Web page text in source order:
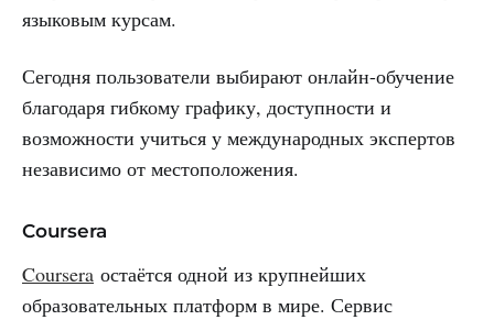
языковым курсам.
Сегодня пользователи выбирают онлайн-обучение
благодаря гибкому графику, доступности и
возможности учиться у международных экспертов
независимо от местоположения.
Coursera
Coursera остаётся одной из крупнейших
образовательных платформ в мире. Сервис